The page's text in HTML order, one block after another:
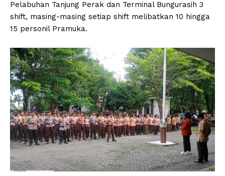
Pelabuhan Tanjung Perak dan Terminal Bungurasih 3
shift, masing-masing setiap shift melibatkan 10 hingga
15 personil Pramuka.